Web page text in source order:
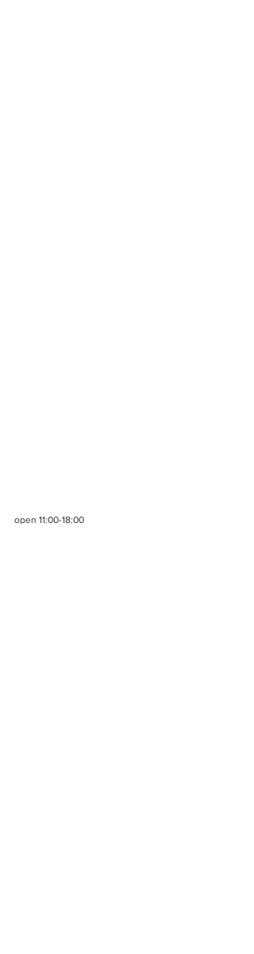
open 11:00-18:00